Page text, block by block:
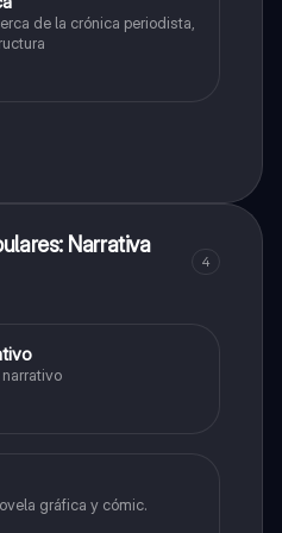
de la crónica periodista,
Narrativa
4
gráfica y cómic.